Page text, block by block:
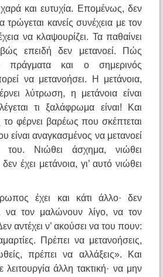
και ευτυχία. Επομένως, δεν
τρώγεται κανείς συνέχεια με τον
να κλαψουρίζει. Τα παθαίνει
επειδή δεν μετανοεί. Πώς
πράγματα και ο σημερινός
να μετανοήσει. Η μετάνοια,
λύτρωση, η μετάνοια είναι
τι ξαλάφρωμα είναι! Και
φέρνει βαρέως που σκέπτεται
είναι αναγκασμένος να μετανοεί
του. Νιώθει άσχημα, νιώθει
έχει μετάνοια, γι’ αυτό νιώθει
έχει και κάτι άλλο· δεν
να τον μαλώνουν λίγο, να τον
αντέχει ν’ ακούσει να του πουν:
Πρέπει να μετανοήσεις,
πρέπει να αλλάξεις». Και
άλλη τακτική· να μην